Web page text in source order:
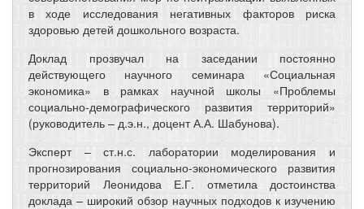
в ходе исследования негативных факторов риска
здоровью детей дошкольного возраста.
Доклад прозвучал на заседании постоянно
действующего научного семинара «Социальная
экономика» в рамках научной школы «Проблемы
социально-демографического развития территорий»
(руководитель – д.э.н., доцент А.А. Шабунова).
Эксперт – ст.н.с. лаборатории моделирования и
прогнозирования социально-экономического развития
территорий Леонидова Е.Г. отметила достоинства
доклада – широкий обзор научных подходов к изучению